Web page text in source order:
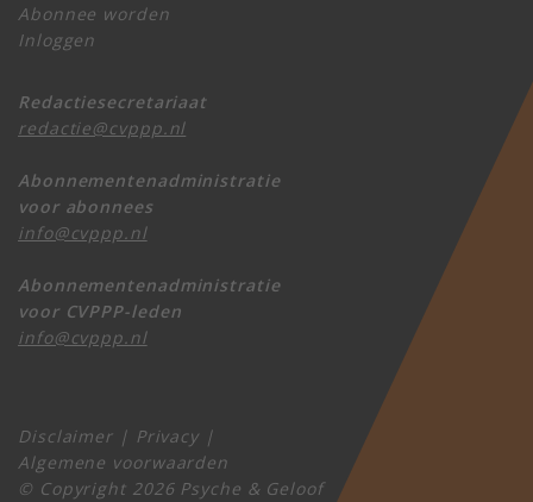
Abonnee worden
Inloggen
Redactiesecretariaat
redactie@cvppp.nl
Abonnementenadministratie
voor abonnees
info@cvppp.nl
Abonnementenadministratie
voor CVPPP-leden
info@cvppp.nl
Disclaimer | Privacy |
Algemene voorwaarden
© Copyright 2026 Psyche & Geloof